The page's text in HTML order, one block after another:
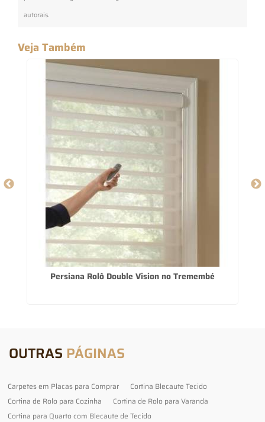
autorais.
Veja Também
Persiana Rolô Double Vision no Tremembé
OUTRAS PÁGINAS
Carpetes em Placas para Comprar
Cortina Blecaute Tecido
Cortina de Rolo para Cozinha
Cortina de Rolo para Varanda
Cortina para Quarto com Blecaute de Tecido